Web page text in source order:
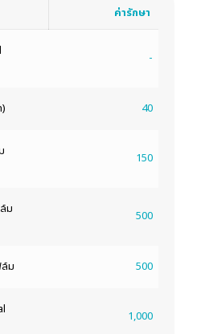
ค่ารักษา
-
40
150
ม
500
ม 500
1,000